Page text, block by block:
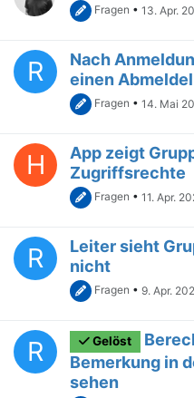
Fragen • 13. Apr.
R
Nach
einen
Fragen • 14. Mai
H
App zeigt
Zugriffsrechte
Fragen • 11. Apr.
R
Leiter sieht
nicht
Fragen • 9. Apr.
R Gelöst
Bemerkung in
sehen